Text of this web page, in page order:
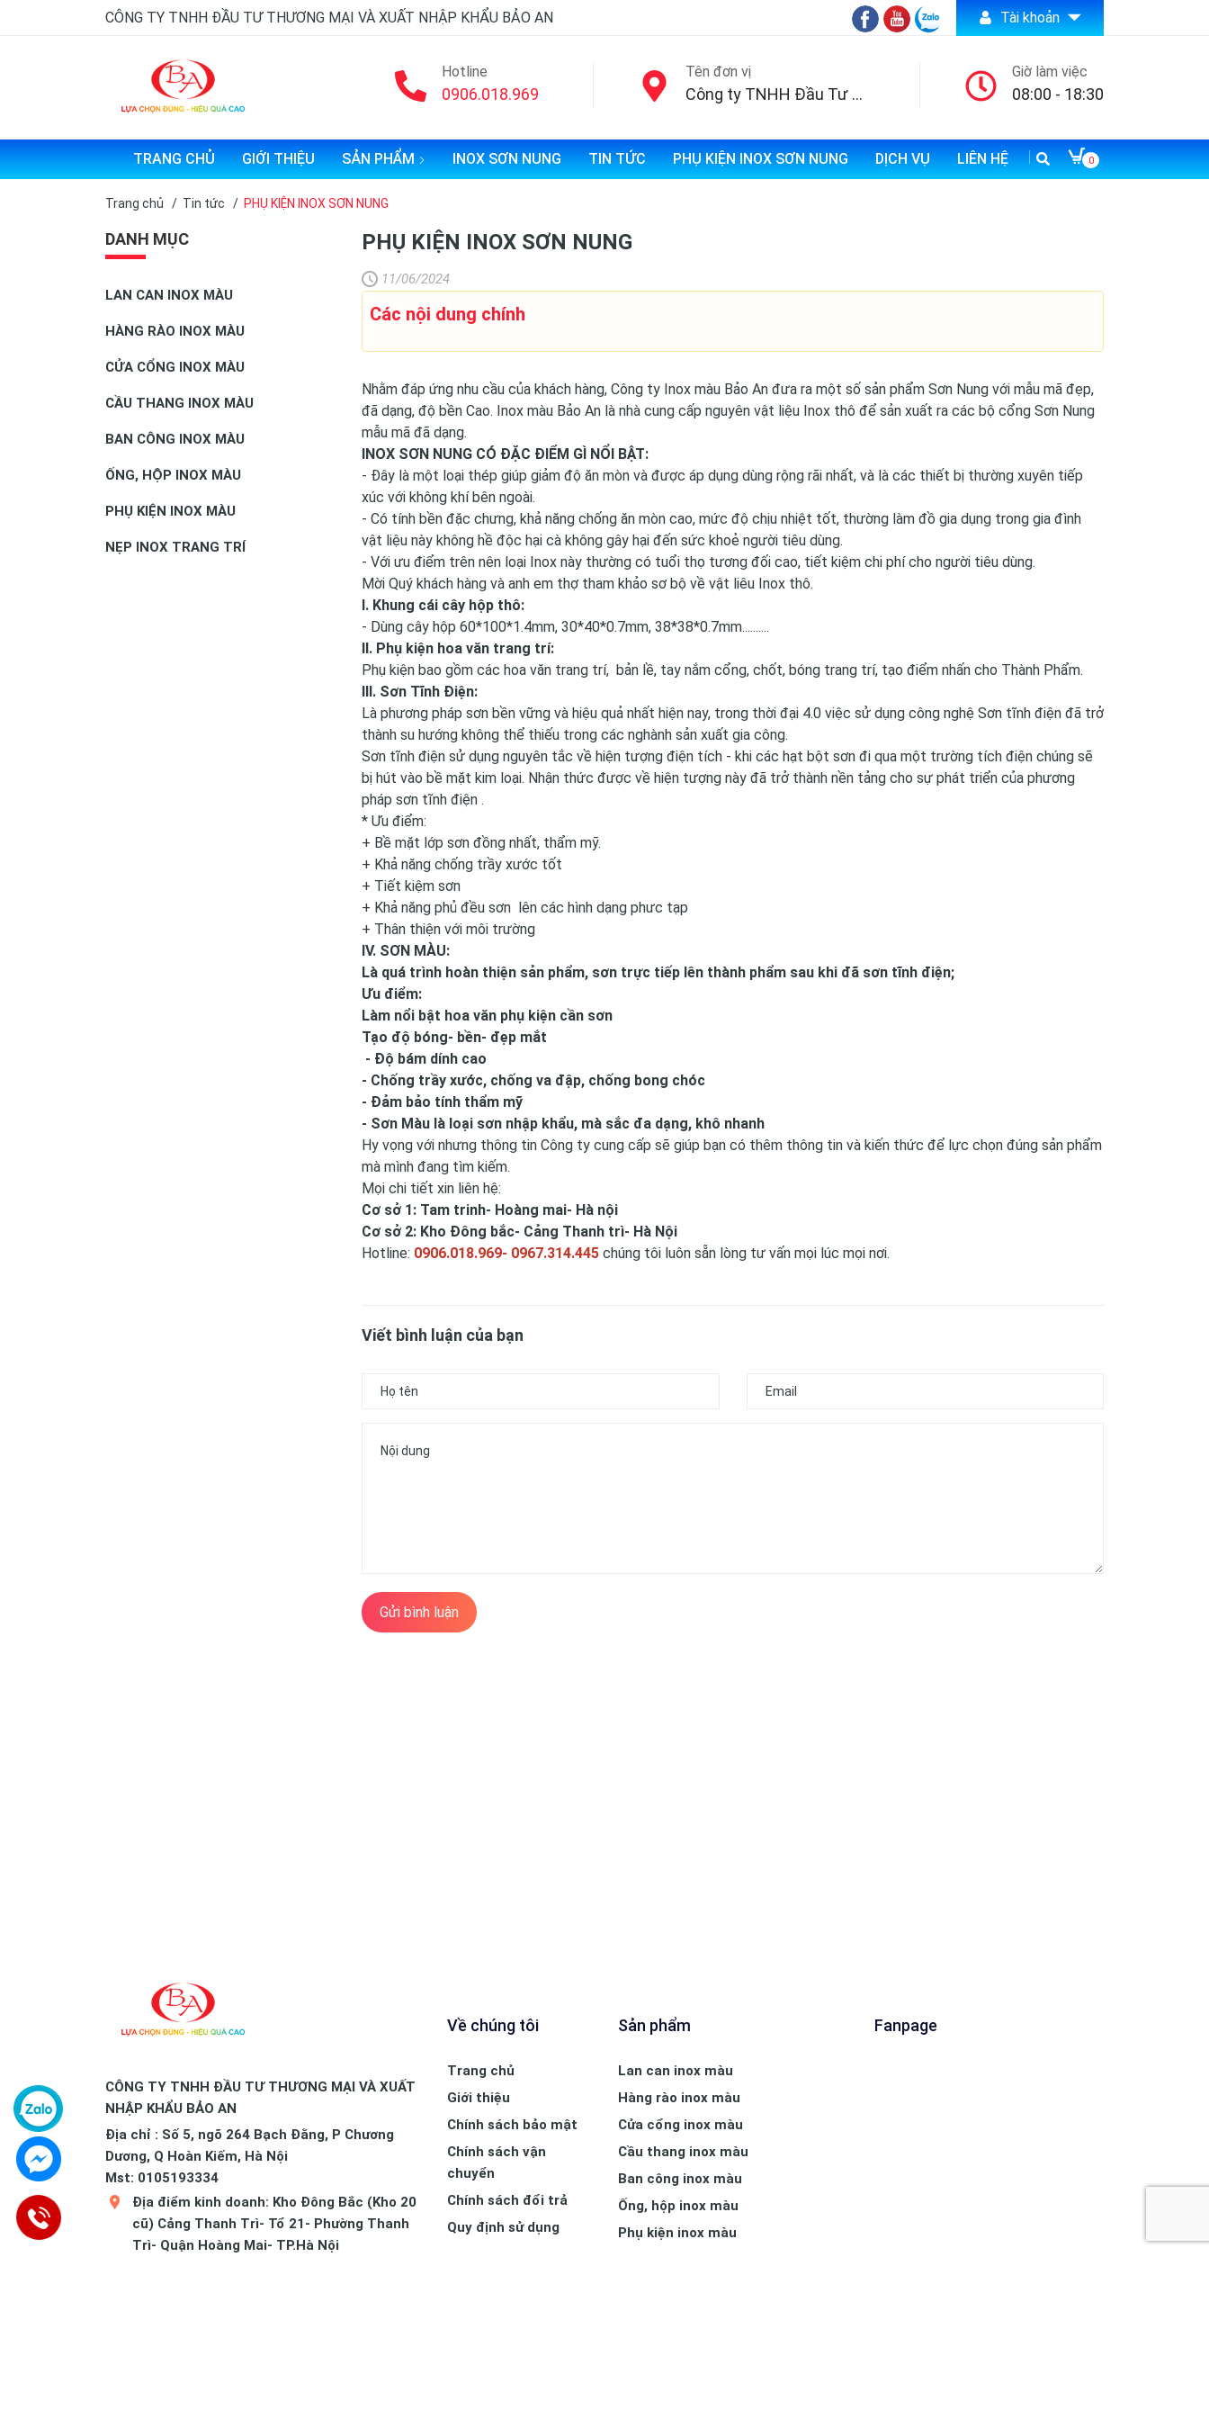
CÔNG TY TNHH ĐẦU TƯ THƯƠNG MẠI VÀ XUẤT NHẬP KHẨU BẢO AN Tài khoản
Giờ làm việc
08:00 - 18:30
Tên đơn vị
Công ty TNHH Đầu Tư Thương Mại và Xuất Nhập Khẩu Bảo An
Hotline
0906.018.969
TRANG CHỦ GIỚI THIỆU SẢN PHẨM INOX SƠN NUNG TIN TỨC PHỤ KIỆN INOX SƠN NUNG DỊCH VỤ LIÊN HỆ 0
Trang chủ / Tin tức / PHỤ KIỆN INOX SƠN NUNG
DANH MỤC
LAN CAN INOX MÀU
HÀNG RÀO INOX MÀU
CỬA CỔNG INOX MÀU
CẦU THANG INOX MÀU
BAN CÔNG INOX MÀU
ỐNG, HỘP INOX MÀU
PHỤ KIỆN INOX MÀU
NẸP INOX TRANG TRÍ
PHỤ KIỆN INOX SƠN NUNG
11/06/2024
Các nội dung chính
Nhằm đáp ứng nhu cầu của khách hàng, Công ty Inox màu Bảo An đưa ra một số sản phẩm Sơn Nung với mẫu mã đẹp,
đã dạng, độ bền Cao. Inox màu Bảo An là nhà cung cấp nguyên vật liệu Inox thô để sản xuất ra các bộ cổng Sơn Nung
mẫu mã đã dạng.
INOX SƠN NUNG CÓ ĐẶC ĐIỂM GÌ NỔI BẬT:
- Đây là một loại thép giúp giảm độ ăn mòn và được áp dụng dùng rộng rãi nhất, và là các thiết bị thường xuyên tiếp
xúc với không khí bên ngoài.
- Có tính bền đặc chưng, khả năng chống ăn mòn cao, mức độ chịu nhiệt tốt, thường làm đồ gia dụng trong gia đình
vật liệu này không hề độc hại cà không gây hại đến sức khoẻ người tiêu dùng.
- Với ưu điểm trên nên loại Inox này thường có tuổi thọ tương đối cao, tiết kiệm chi phí cho người tiêu dùng.
Mời Quý khách hàng và anh em thợ tham khảo sơ bộ về vật liêu Inox thô.
I. Khung cái cây hộp thô:
- Dùng cây hộp 60*100*1.4mm, 30*40*0.7mm, 38*38*0.7mm..........
II. Phụ kiện hoa văn trang trí:
Phụ kiện bao gồm các hoa văn trang trí, bản lề, tay nắm cổng, chốt, bóng trang trí, tạo điểm nhấn cho Thành Phẩm.
III. Sơn Tĩnh Điện:
Là phương pháp sơn bền vững và hiệu quả nhất hiện nay, trong thời đại 4.0 việc sử dụng công nghệ Sơn tĩnh điện đã trở
thành su hướng không thể thiếu trong các nghành sản xuất gia công.
Sơn tĩnh điện sử dụng nguyên tắc về hiện tượng điện tích - khi các hạt bột sơn đi qua một trường tích điện chúng sẽ
bị hút vào bề mặt kim loại. Nhận thức được về hiện tượng này đã trở thành nền tảng cho sự phát triển của phương
pháp sơn tĩnh điện .
* Ưu điểm:
+ Bề mặt lớp sơn đồng nhất, thẩm mỹ.
+ Khả năng chống trầy xước tốt
+ Tiết kiệm sơn
+ Khả năng phủ đều sơn lên các hình dạng phưc tạp
+ Thân thiện với môi trường
IV. SƠN MÀU:
Là quá trình hoàn thiện sản phẩm, sơn trực tiếp lên thành phẩm sau khi đã sơn tĩnh điện;
Ưu điểm:
Làm nổi bật hoa văn phụ kiện cần sơn
Tạo độ bóng- bền- đẹp mắt
- Độ bám dính cao
- Chống trầy xước, chống va đập, chống bong chóc
- Đảm bảo tính thẩm mỹ
- Sơn Màu là loại sơn nhập khẩu, mà sắc đa dạng, khô nhanh
Hy vọng với nhưng thông tin Công ty cung cấp sẽ giúp bạn có thêm thông tin và kiến thức để lực chọn đúng sản phẩm
mà mình đang tìm kiếm.
Mọi chi tiết xin liên hệ:
Cơ sở 1: Tam trinh- Hoàng mai- Hà nội
Cơ sở 2: Kho Đông bắc- Cảng Thanh trì- Hà Nội
Hotline: 0906.018.969- 0967.314.445 chúng tôi luôn sẵn lòng tư vấn mọi lúc mọi nơi.
Viết bình luận của bạn
Gửi bình luận
CÔNG TY TNHH ĐẦU TƯ THƯƠNG MẠI VÀ XUẤT
NHẬP KHẨU BẢO AN
Địa chỉ : Số 5, ngõ 264 Bạch Đằng, P Chương
Dương, Q Hoàn Kiếm, Hà Nội
Mst: 0105193334
Địa điểm kinh doanh: Kho Đông Bắc (Kho 20
cũ) Cảng Thanh Trì- Tổ 21- Phường Thanh
Trì- Quận Hoàng Mai- TP.Hà Nội
Về chúng tôi
Trang chủ
Giới thiệu
Chính sách bảo mật
Chính sách vận
chuyển
Chính sách đổi trả
Quy định sử dụng
Sản phẩm
Lan can inox màu
Hàng rào inox màu
Cửa cổng inox màu
Cầu thang inox màu
Ban công inox màu
Ống, hộp inox màu
Phụ kiện inox màu
Fanpage